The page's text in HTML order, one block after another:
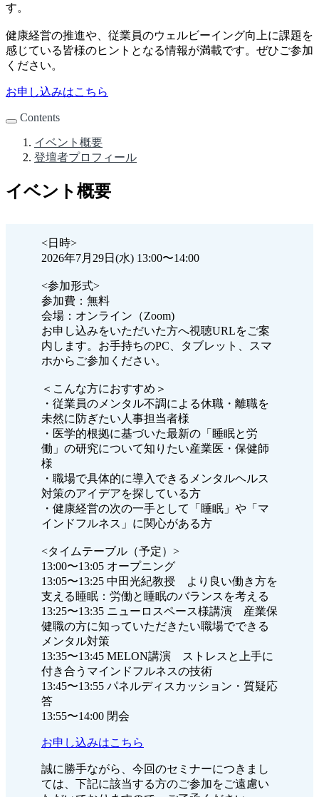
す。
健康経営の推進や、従業員のウェルビーイング向上に課題を
感じている皆様のヒントとなる情報が満載です。ぜひご参加
ください。
お申し込みはこちら
Contents
イベント概要
登壇者プロフィール
イベント概要
<日時>
2026年7月29日(水) 13:00〜14:00
<参加形式>
参加費：無料
会場：オンライン（Zoom)
お申し込みをいただいた方へ視聴URLをご案
内します。お手持ちのPC、タブレット、スマ
ホからご参加ください。
＜こんな方におすすめ＞
・従業員のメンタル不調による休職・離職を
未然に防ぎたい人事担当者様
・医学的根拠に基づいた最新の「睡眠と労
働」の研究について知りたい産業医・保健師
様
・職場で具体的に導入できるメンタルヘルス
対策のアイデアを探している方
・健康経営の次の一手として「睡眠」や「マ
インドフルネス」に関心がある方
<タイムテーブル（予定）>
13:00〜13:05 オープニング
13:05〜13:25 中田光紀教授 より良い働き方を
支える睡眠：労働と睡眠のバランスを考える
13:25〜13:35 ニューロスペース様講演 産業保
健職の方に知っていただきたい職場でできる
メンタル対策
13:35〜13:45 MELON講演 ストレスと上手に
付き合うマインドフルネスの技術
13:45〜13:55 パネルディスカッション・質疑応
答
13:55〜14:00 閉会
お申し込みはこちら
誠に勝手ながら、今回のセミナーにつきまし
ては、下記に該当する方のご参加をご遠慮い